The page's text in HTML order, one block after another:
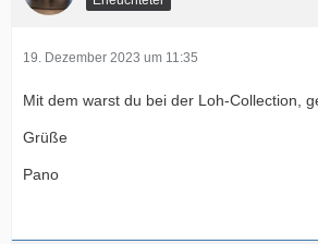
19. Dezember 2023 um 11:35
Mit dem warst du bei der Loh-Collection,
Grüße
Pano